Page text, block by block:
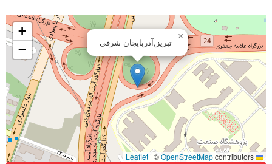
تبریز,آذربایجان شرقی
×
+
−
| ©OpenStreetMapcontributors